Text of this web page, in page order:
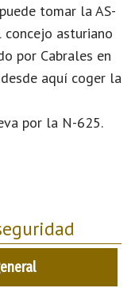
tomar la AS-
asturiano
por Cabrales en
aquí coger la
por la N-625.